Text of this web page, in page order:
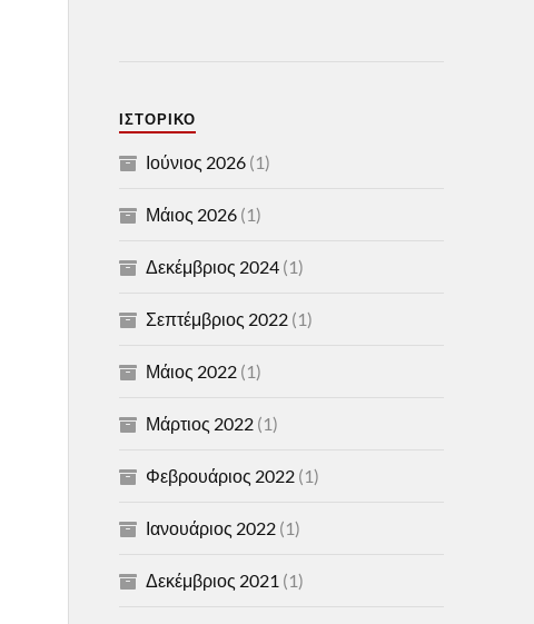
ΙΣΤΟΡΙΚΌ
Ιούνιος 2026(1)
Μάιος 2026(1)
Δεκέμβριος 2024(1)
Σεπτέμβριος 2022(1)
Μάιος 2022(1)
Μάρτιος 2022(1)
Φεβρουάριος 2022(1)
Ιανουάριος 2022(1)
Δεκέμβριος 2021 (1)